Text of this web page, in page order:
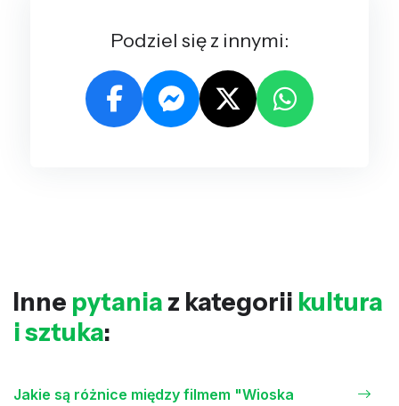
Podziel się z innymi:
Inne pytania z kategorii kultura
i sztuka:
Jakie są różnice między filmem "Wioska